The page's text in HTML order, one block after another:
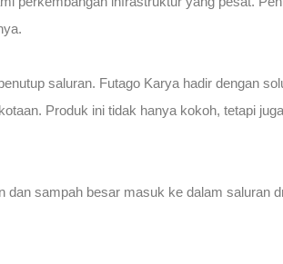
saluran. Futago Karya hadir dengan
Produk ini tidak hanya kokoh, tetapi
sampah besar masuk ke dalam saluran